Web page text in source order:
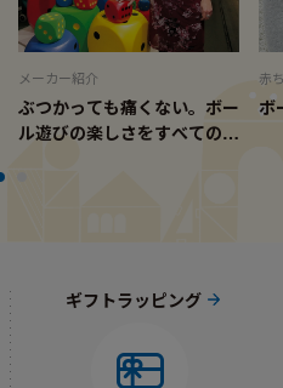
メーカー紹介
ぶつかっても痛くない。ボー
ル遊びの楽しさをすべての人
赤
ボ
ギフトラッピング